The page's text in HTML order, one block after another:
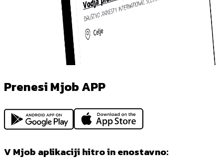
Prenesi Mjob APP
V Mjob aplikaciji hitro in enostavno: